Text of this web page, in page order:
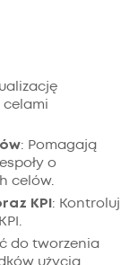
celami
: Pomagają
o
celów.
KPI : Kontroluj
do tworzenia